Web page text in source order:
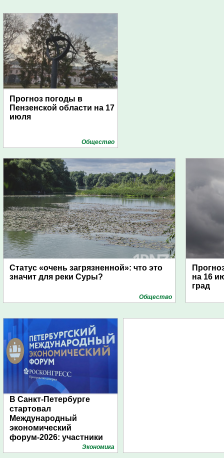
Прогноз погоды в
Пензенской области на 17
июля
Общество
Статус «очень загрязненной»: что это
значит для реки Суры?
Общество
на 16
град
В Санкт-Петербурге
стартовал
Международный
экономический
форум-2026: участники
подготовили креативные
Экономика